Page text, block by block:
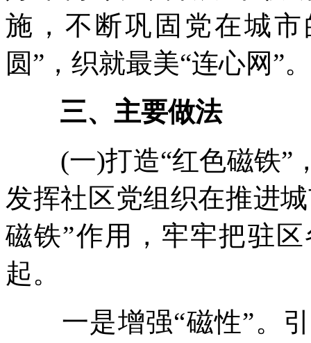
施，不断巩固党在城
圆”，织就最美“连心网”。
三、主要做法
(一)打造“红色磁铁”
发挥社区党组织在推进
磁铁”作用，牢牢把驻
起。
一是增强“磁性”。引